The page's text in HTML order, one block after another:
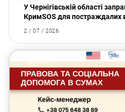
У Чернігівській області
КримSOS для постраждалих
2 / 07 / 2026
Закупівлі